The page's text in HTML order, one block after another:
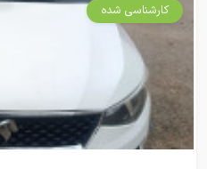
کارشناسی شده